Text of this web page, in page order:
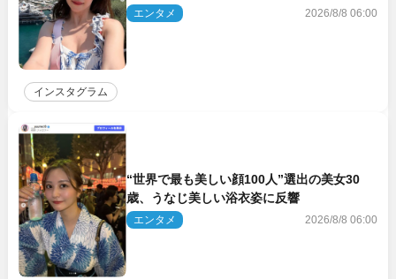
響エンタメ 2026/8/8 06:00
インスタグラム
“世界で最も美しい顔100人”選出の美女30
歳、うなじ美しい浴衣姿に反響
エンタメ 2026/8/8 06:00